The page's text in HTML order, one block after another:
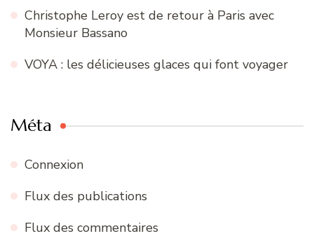
Christophe Leroy est de retour à Paris avec
Monsieur Bassano
VOYA : les délicieuses glaces qui font voyager
Méta
Connexion
Flux des publications
Flux des commentaires